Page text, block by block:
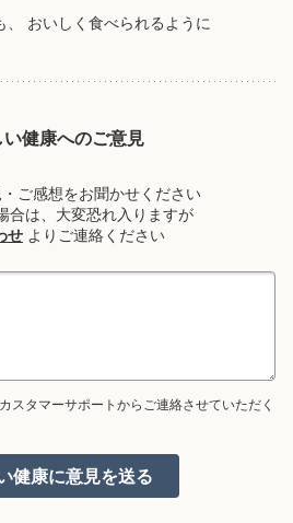
おいしく食べられるように
い健康へのご意見
ご感想をお聞かせください
合は、大変恐れ入りますが
せ よりご連絡ください
スタマーサポートからご連絡させていただく